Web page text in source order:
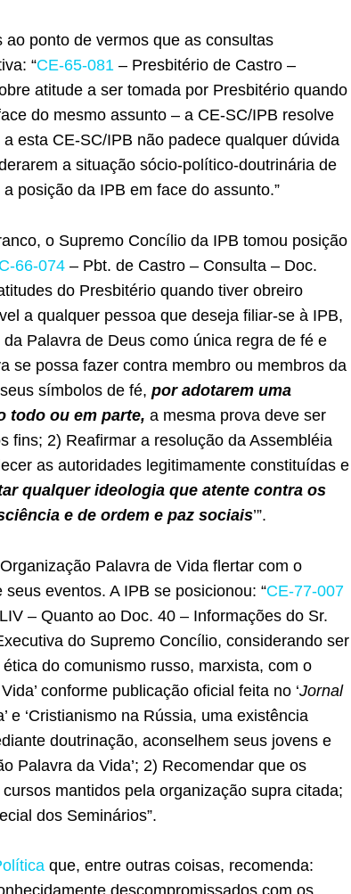
ponto de vermos que as consultas
“CE-65-081 – Presbitério de Castro –
atitude a ser tomada por Presbitério quando
do mesmo assunto – a CE-SC/IPB resolve
esta CE-SC/IPB não padece qualquer dúvida
a situação sócio-político-doutrinária de
posição da IPB em face do assunto.”
o Supremo Concílio da IPB tomou posição
66-074 – Pbt. de Castro – Consulta – Doc.
do Presbitério quando tiver obreiro
a qualquer pessoa que deseja filiar-se à IPB,
Palavra de Deus como única regra de fé e
se possa fazer contra membro ou membros da
símbolos de fé, por adotarem uma
todo ou em parte, a mesma prova deve ser
fins; 2) Reafirmar a resolução da Assembléia
as autoridades legitimamente constituídas e
qualquer ideologia que atente contra os
e de ordem e paz sociais’”.
Palavra de Vida flertar com o
eventos. A IPB se posicionou: “CE-77-007
– Quanto ao Doc. 40 – Informações do Sr.
do Supremo Concílio, considerando ser
do comunismo russo, marxista, com o
conforme publicação oficial feita no ‘Jornal
e ‘Cristianismo na Rússia, uma existência
doutrinação, aconselhem seus jovens e
Palavra da Vida’; 2) Recomendar que os
mantidos pela organização supra citada;
dos Seminários”.
que, entre outras coisas, recomenda: